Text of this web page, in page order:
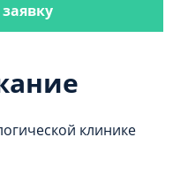
клинике